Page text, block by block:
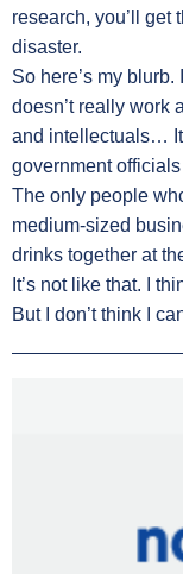
research, you’ll get
disaster.
So here’s my blurb.
doesn’t really work
and intellectuals… It
government officials
The only people
medium-sized
drinks together at
It’s not like that. I
But I don’t think I